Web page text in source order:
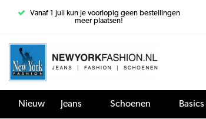
Vanaf 1 juli kun je voorlopig geen bestellingen
meer plaatsen!
Nieuw Jeans Schoenen Basics